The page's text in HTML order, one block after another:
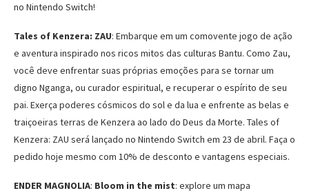
no Nintendo Switch!
Tales of Kenzera: ZAU: Embarque em um comovente jogo de ação
e aventura inspirado nos ricos mitos das culturas Bantu. Como Zau,
você deve enfrentar suas próprias emoções para se tornar um
digno Nganga, ou curador espiritual, e recuperar o espírito de seu
pai. Exerça poderes cósmicos do sol e da lua e enfrente as belas e
traiçoeiras terras de Kenzera ao lado do Deus da Morte. Tales of
Kenzera: ZAU será lançado no Nintendo Switch em 23 de abril. Faça o
pedido hoje mesmo com 10% de desconto e vantagens especiais.
ENDER MAGNOLIA: Bloom in the mist: explore um mapa